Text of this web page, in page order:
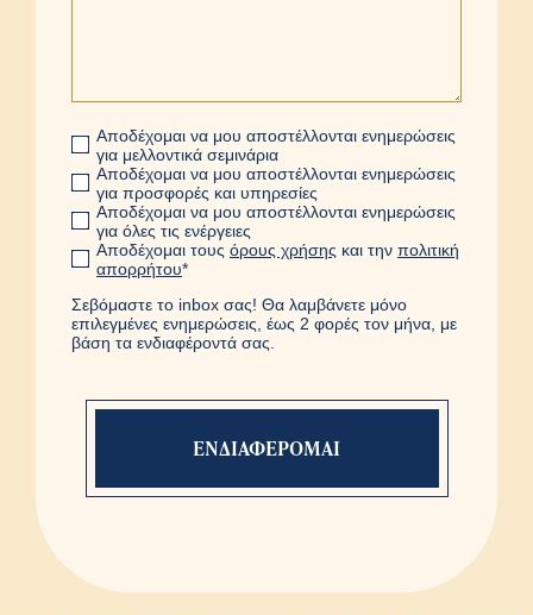
Αποδέχομαι να μου αποστέλλονται ενημερώσεις
για μελλοντικά σεμινάρια
Αποδέχομαι να μου αποστέλλονται ενημερώσεις
για προσφορές και υπηρεσίες
Αποδέχομαι να μου αποστέλλονται ενημερώσεις
για όλες τις ενέργειες
Αποδέχομαι τους όρους χρήσης και την πολιτική
απορρήτου*
Σεβόμαστε το inbox σας! Θα λαμβάνετε μόνο
επιλεγμένες ενημερώσεις, έως 2 φορές τον μήνα, με
βάση τα ενδιαφέροντά σας.
επιτυχία